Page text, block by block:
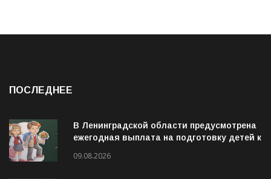
ПОСЛЕДНЕЕ
В Ленинградской области предусмотрена
ежегодная выплата на подготовку детей к
09.08.2026